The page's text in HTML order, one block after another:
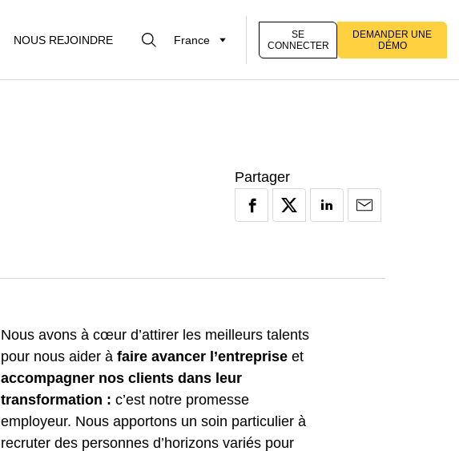
NOUS REJOINDRE France
SE
CONNECTER
DEMANDER UNE
DÉMO
Partager
Nous avons à cœur d’attirer les meilleurs talents
pour nous aider à faire avancer l’entreprise et
accompagner nos clients dans leur
transformation : c’est notre promesse
employeur. Nous apportons un soin particulier à
recruter des personnes d’horizons variés pour